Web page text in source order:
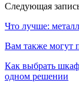
Следующая
Что лучше:
Вам также могут
Как выбрать
одном решении